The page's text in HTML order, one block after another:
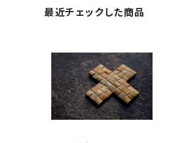
最近チェックした商品